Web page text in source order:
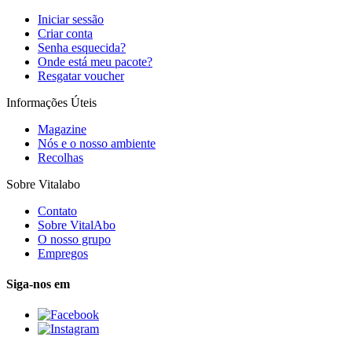
Iniciar sessão
Criar conta
Senha esquecida?
Onde está meu pacote?
Resgatar voucher
Informações Úteis
Magazine
Nós e o nosso ambiente
Recolhas
Sobre Vitalabo
Contato
Sobre VitalAbo
O nosso grupo
Empregos
Siga-nos em